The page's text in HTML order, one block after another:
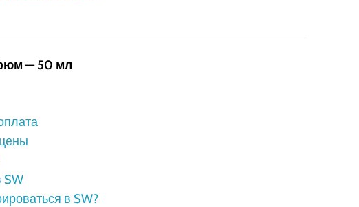
— 50 мл
SW
в SW?